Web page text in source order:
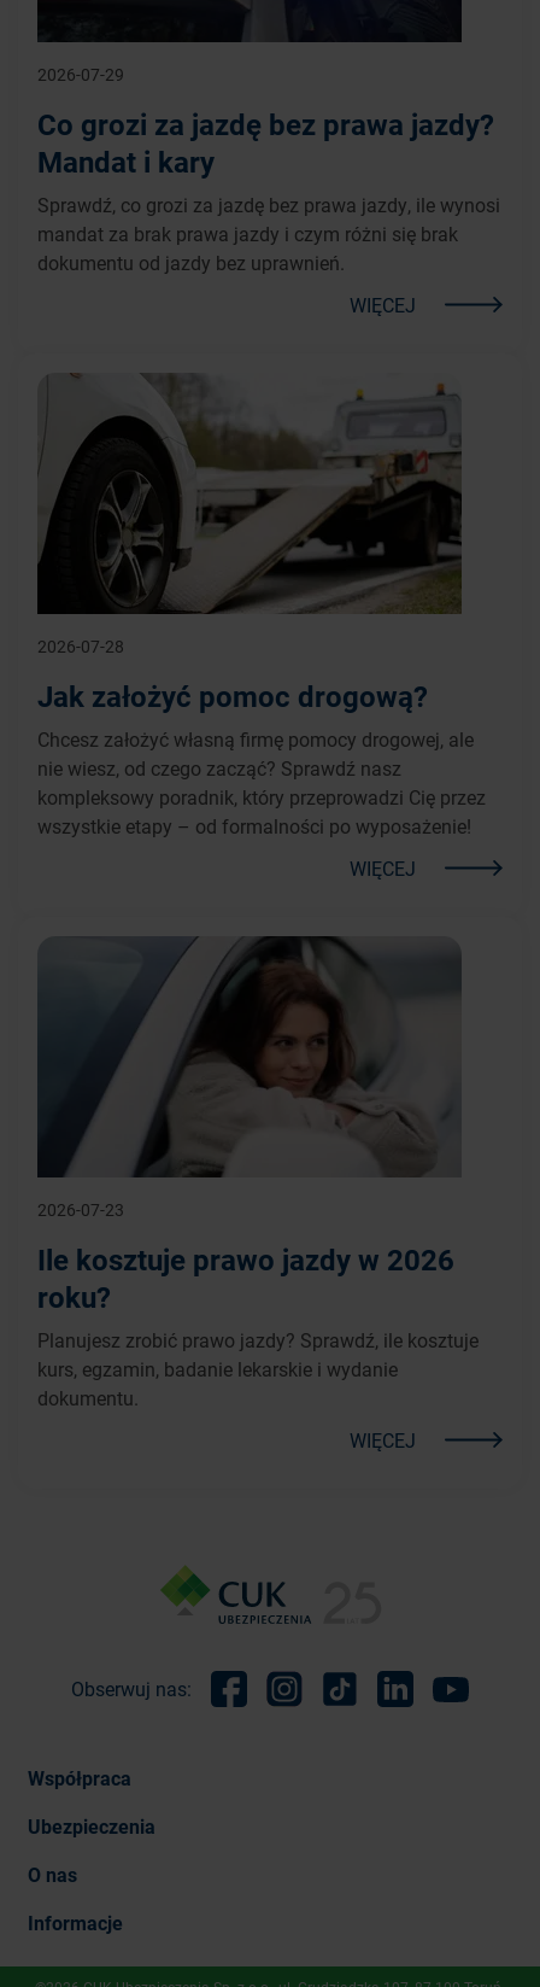
2026-07-29
Co grozi za jazdę bez prawa jazdy?
Mandat i kary
Sprawdź, co grozi za jazdę bez prawa jazdy, ile wynosi
mandat za brak prawa jazdy i czym różni się brak
dokumentu od jazdy bez uprawnień.
WIĘCEJ
2026-07-28
Jak założyć pomoc drogową?
Chcesz założyć własną firmę pomocy drogowej, ale
nie wiesz, od czego zacząć? Sprawdź nasz
kompleksowy poradnik, który przeprowadzi Cię przez
wszystkie etapy – od formalności po wyposażenie!
WIĘCEJ
2026-07-23
Ile kosztuje prawo jazdy w 2026
roku?
Planujesz zrobić prawo jazdy? Sprawdź, ile kosztuje
kurs, egzamin, badanie lekarskie i wydanie
dokumentu.
WIĘCEJ
Obserwuj nas:
Współpraca
Ubezpieczenia
O nas
Informacje